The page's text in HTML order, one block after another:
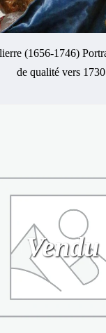
(1656-1746)
de qualité vers
Vendu